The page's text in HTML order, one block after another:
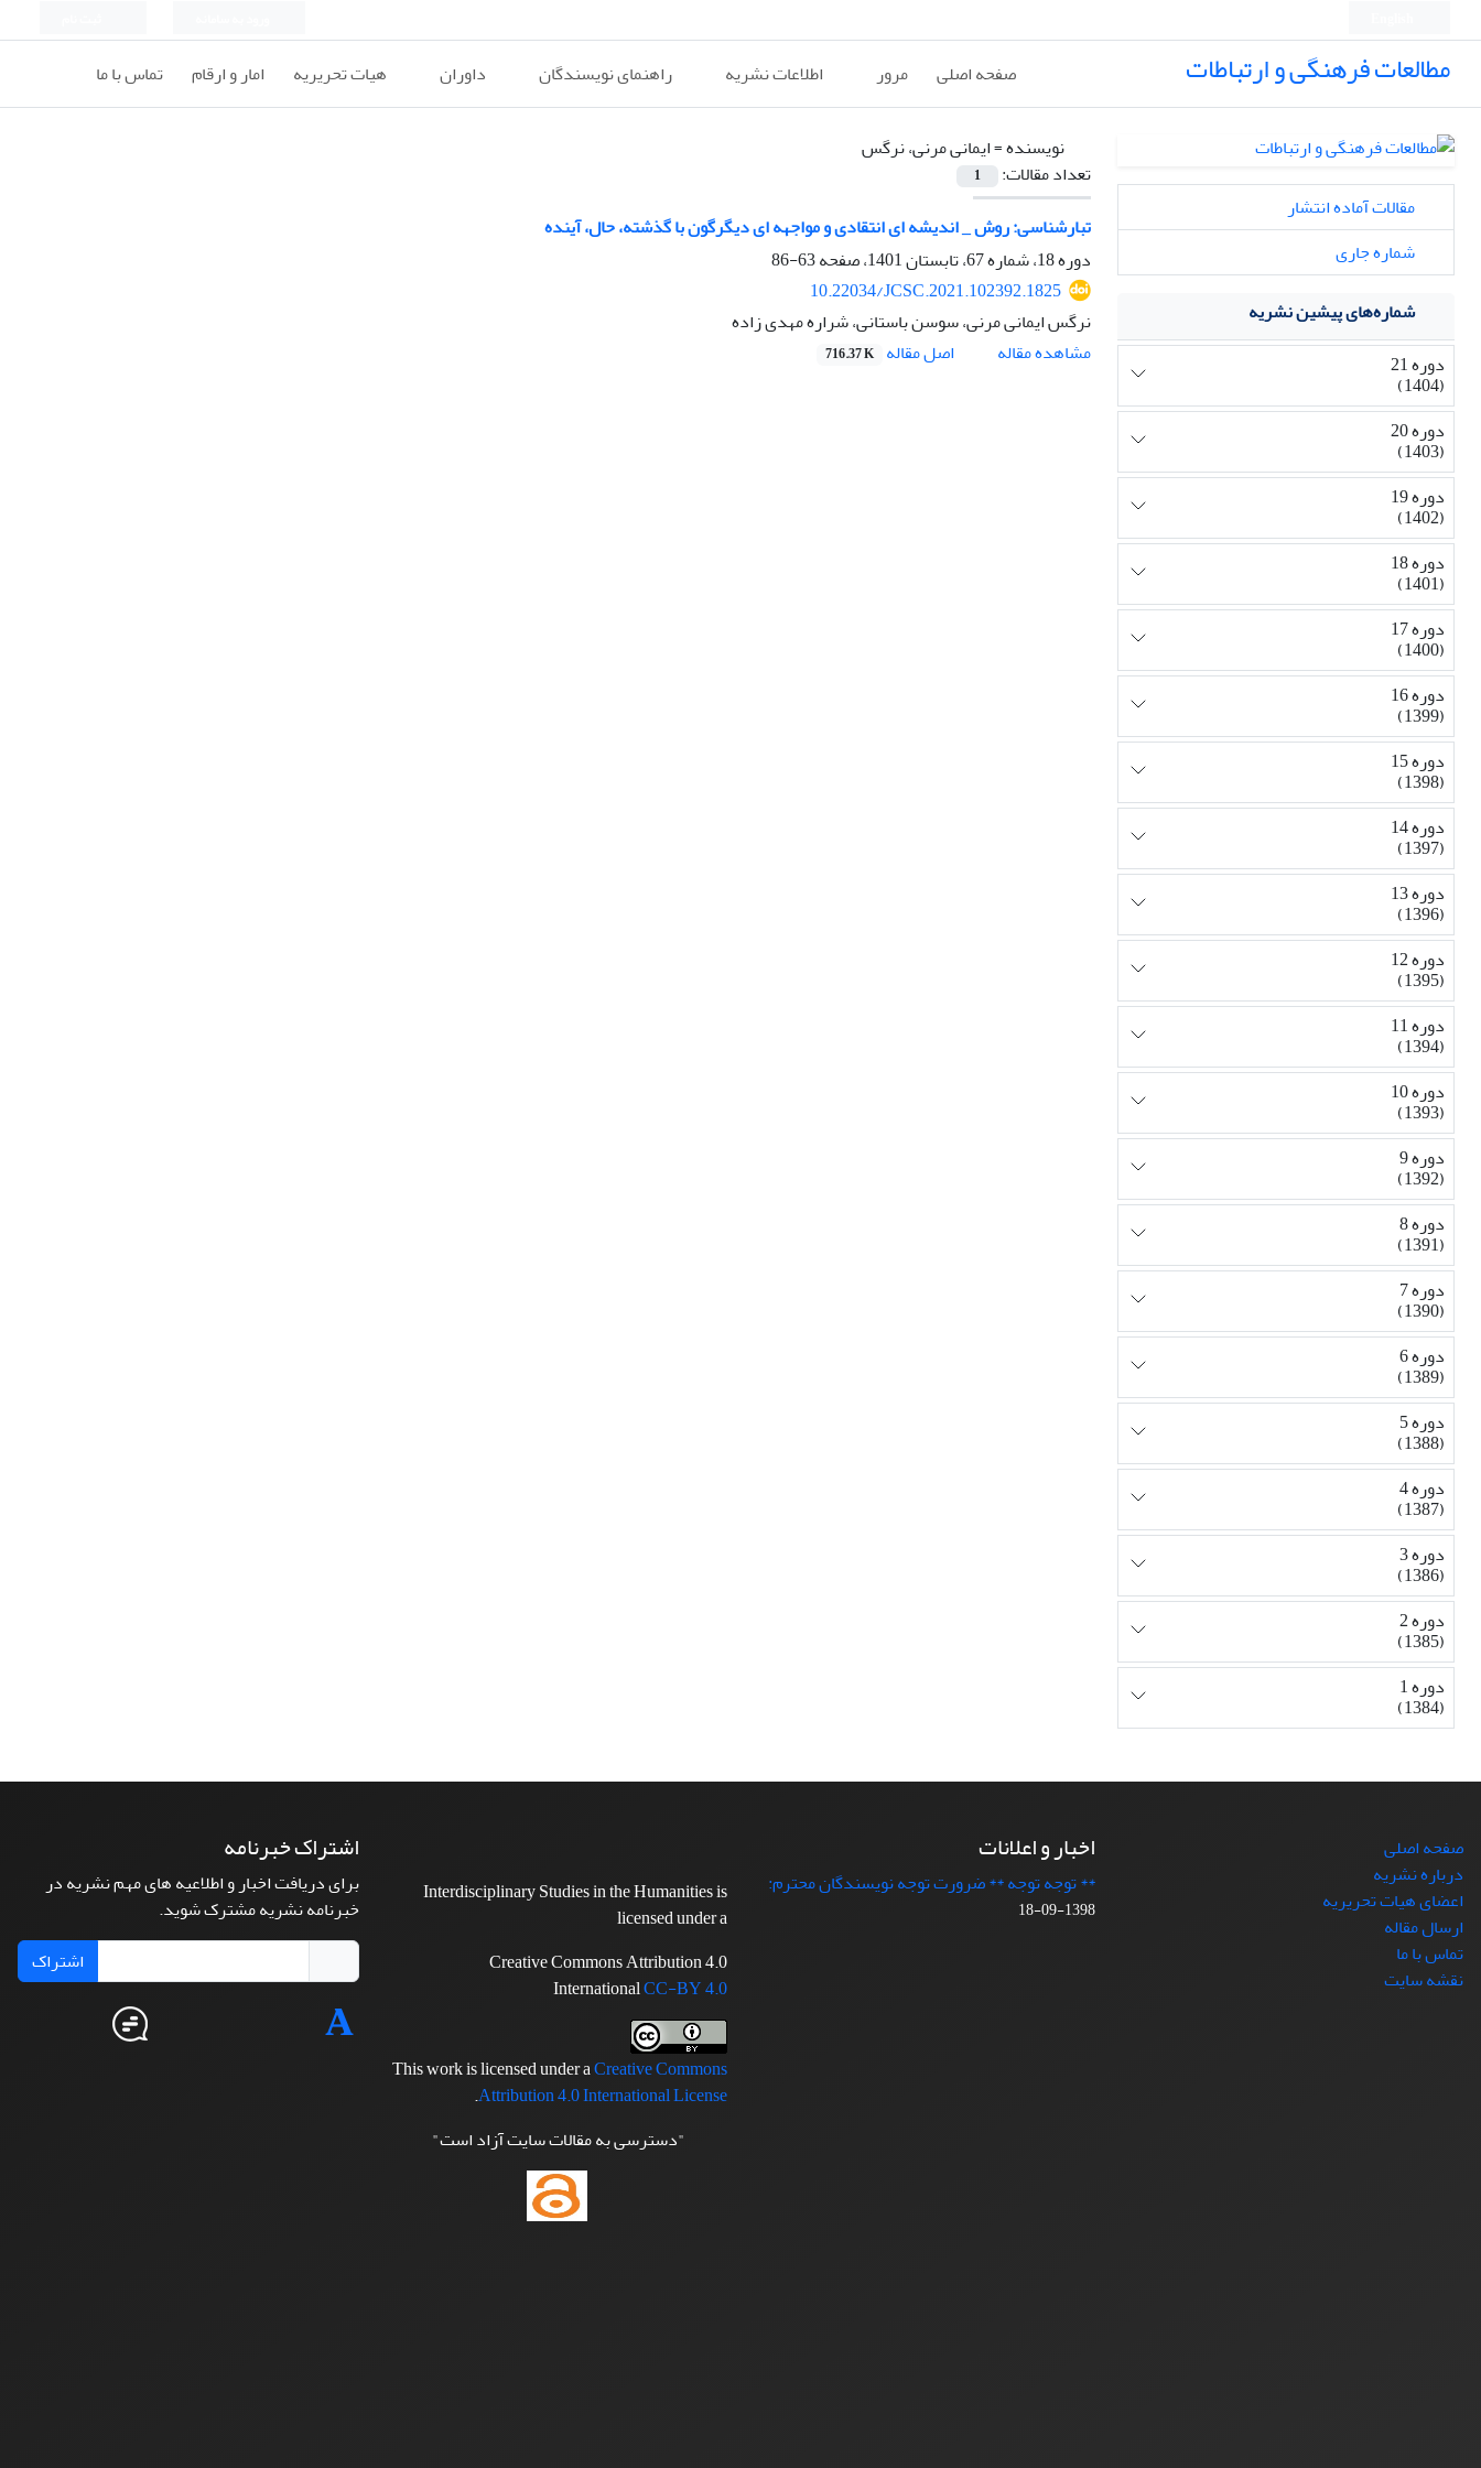
مطالعات فرهنگی و ارتباطات صفحه اصلی مرور اطلاعات نشریه راهنمای نویسندگان داوران هیات تحریریه امار و ارقام تماس با ما
نویسنده =ایمانی مرنی، نرگس
تعداد مقالات:
1
تبارشناسی: روش _ اندیشه ای انتقادی و مواجهه ای دیگرگون با گذشته، حال، آینده
دوره 18، شماره 67، تابستان 1401، صفحه
63-86
10.22034/JCSC.2021.102392.1825
نرگس ایمانی مرنی، سوسن باستانی، شراره مهدی زاده
مشاهده مقاله
اصل مقاله 716.37 K
مقالات آماده انتشار
شماره جاری
شماره‌های پیشین نشریه
دوره 21
(1404)
دوره 20
(1403)
دوره 19
(1402)
دوره 18
(1401)
دوره 17
(1400)
دوره 16
(1399)
دوره 15
(1398)
دوره 14
(1397)
دوره 13
(1396)
دوره 12
(1395)
دوره 11
(1394)
دوره 10
(1393)
دوره 9
(1392)
دوره 8
(1391)
دوره 7
(1390)
دوره 6
(1389)
دوره 5
(1388)
دوره 4
(1387)
دوره 3
(1386)
دوره 2
(1385)
دوره 1
(1384)
صفحه اصلی
درباره نشریه
اعضای هیات تحریریه
ارسال مقاله
تماس با ما
نقشه سایت
اخبار و اعلانات
** توجه توجه ** ضرورت توجه نویسندگان محترم:
1398-09-18
Interdisciplinary Studies in the Humanities is
licensed under a
Creative Commons Attribution 4.0
InternationalCC-BY 4.0
This work is licensed under aCreative Commons
Attribution 4.0 International License
.
"دسترسی به مقالات سایت آزاد است"
اشتراک خبرنامه
برای دریافت اخبار و اطلاعیه های مهم نشریه در
خبرنامه نشریه مشترک شوید.
اشتراک